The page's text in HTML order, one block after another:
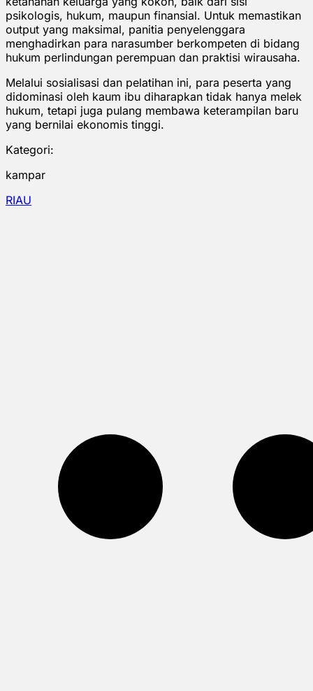
psikologis, hukum, maupun finansial. Untuk memastikan
output yang maksimal, panitia penyelenggara
menghadirkan para narasumber berkompeten di bidang
hukum perlindungan perempuan dan praktisi wirausaha.
Melalui sosialisasi dan pelatihan ini, para peserta yang
didominasi oleh kaum ibu diharapkan tidak hanya melek
hukum, tetapi juga pulang membawa keterampilan baru
yang bernilai ekonomis tinggi.
Kategori:
kampar
RIAU